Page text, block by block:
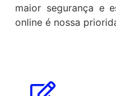
maior segurança e
online é nossa